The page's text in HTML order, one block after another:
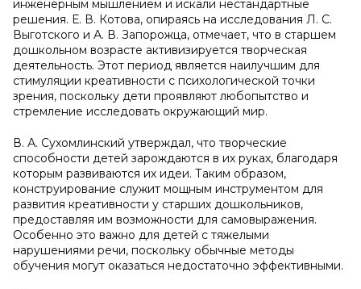
инженерным мышлением и искали нестандартные
решения. Е. В. Котова, опираясь на исследования Л. С.
Выготского и А. В. Запорожца, отмечает, что в старшем
дошкольном возрасте активизируется творческая
деятельность. Этот период является наилучшим для
стимуляции креативности с психологической точки
зрения, поскольку дети проявляют любопытство и
стремление исследовать окружающий мир.
В. А. Сухомлинский утверждал, что творческие
способности детей зарождаются в их руках, благодаря
которым развиваются их идеи. Таким образом,
конструирование служит мощным инструментом для
развития креативности у старших дошкольников,
предоставляя им возможности для самовыражения.
Особенно это важно для детей с тяжелыми
нарушениями речи, поскольку обычные методы
обучения могут оказаться недостаточно эффективными.